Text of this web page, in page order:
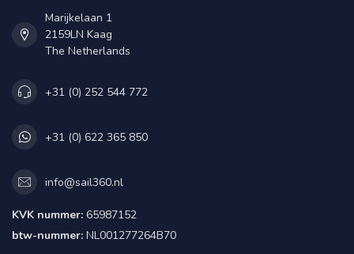
Marijkelaan 1
2159LN Kaag
The Netherlands
+31 (0) 252 544 772
+31 (0) 622 365 850
info@sail360.nl
KVK nummer: 65987152
btw-nummer: NL001277264B70